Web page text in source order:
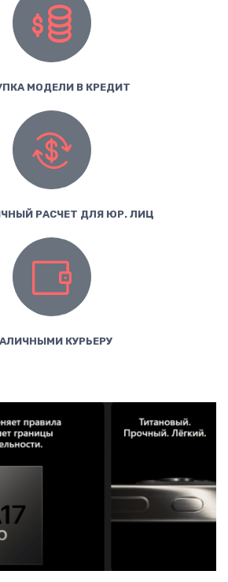
МОДЕЛИ В КРЕДИТ
РАСЧЕТ ДЛЯ ЮР. ЛИЦ
КУРЬЕРУ